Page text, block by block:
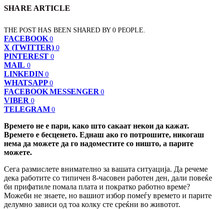
SHARE ARTICLE
THE POST HAS BEEN SHARED BY0 PEOPLE.
FACEBOOK 0
X (TWITTER) 0
PINTEREST 0
MAIL 0
LINKEDIN 0
WHATSAPP 0
FACEBOOK MESSENGER 0
VIBER 0
TELEGRAM 0
Времето не е пари, како што сакаат некои да кажат.
Времето е бесценето. Еднаш ако го потрошите, никогаш
нема да можете да го надоместите со ништо, а парите
можете.
Сега размислете внимателно за вашата ситуација. Да речеме
дека работите со типичен 8-часовен работен ден, дали повеќе
би прифатиле помала плата и пократко работно време?
Можеби не знаете, но вашиот избор помеѓу времето и парите
делумно зависи од тоа колку сте среќни во животот.